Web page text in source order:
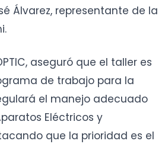
Álvarez, representante de la
aseguró que el taller es
de trabajo para la
el manejo adecuado
Eléctricos y
que la prioridad es el